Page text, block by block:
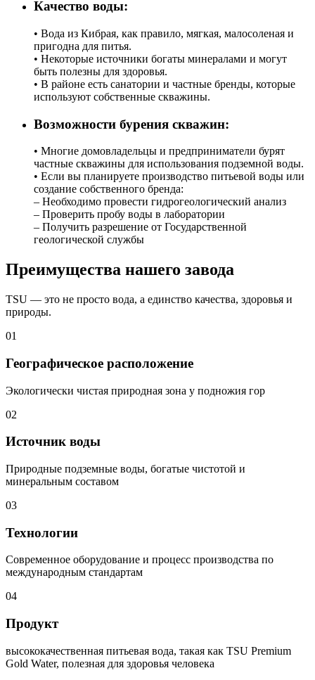
Качество воды:
• Вода из Кибрая, как правило, мягкая, малосоленая и
пригодна для питья.
• Некоторые источники богаты минералами и могут
быть полезны для здоровья.
• В районе есть санатории и частные бренды, которые
используют собственные скважины.
Возможности бурения скважин:
• Многие домовладельцы и предприниматели бурят
частные скважины для использования подземной воды.
• Если вы планируете производство питьевой воды или
создание собственного бренда:
– Необходимо провести гидрогеологический анализ
– Проверить пробу воды в лаборатории
– Получить разрешение от Государственной
геологической службы
Преимущества нашего завода
TSU — это не просто вода, а единство качества, здоровья и
природы.
01
Географическое расположение
Экологически чистая природная зона у подножия гор
02
Источник воды
Природные подземные воды, богатые чистотой и
минеральным составом
03
Технологии
Современное оборудование и процесс производства по
международным стандартам
04
Продукт
высококачественная питьевая вода, такая как TSU Premium
Gold Water, полезная для здоровья человека